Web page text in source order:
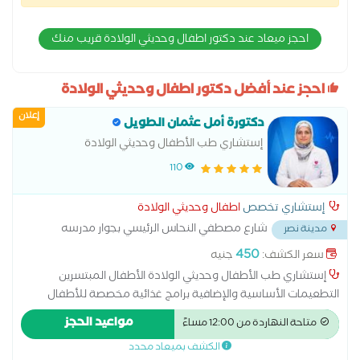
احجز ميعاد عند دكتور اطفال وحديثي الولادة قريب منك
احجز عند أفضل دكتور اطفال وحديثي الولادة
إعلان دكتورة أمل عثمان الطويل
إستشاري طب الأطفال وحديثي الولادة
110
إستشاري تخصصاطفال وحديثي الولادة
مدينة نصر
شارع مصطفي النحاس الرئيسي بجوار مدرسه
المنهل...
سعر الكشف:450جنيه
إستشاري طب الأطفال وحديثي الولادة الأطفال المبتسرين
التطعيمات الأساسية والإضافية برامج غذائية مخصصة للأطفال
رضاعة طبيعية روماتيزم أطفال طب الأطفال متابعة التطور الطبيعي
للأطفال متابعة النمو الجسدي للطفل متابعة النمو العقلي للطفل
متابعة حالات تأخر النمو
متاحة النهاردة من 12:00 مساءً مواعيد الحجز
الكشف بميعاد محدد